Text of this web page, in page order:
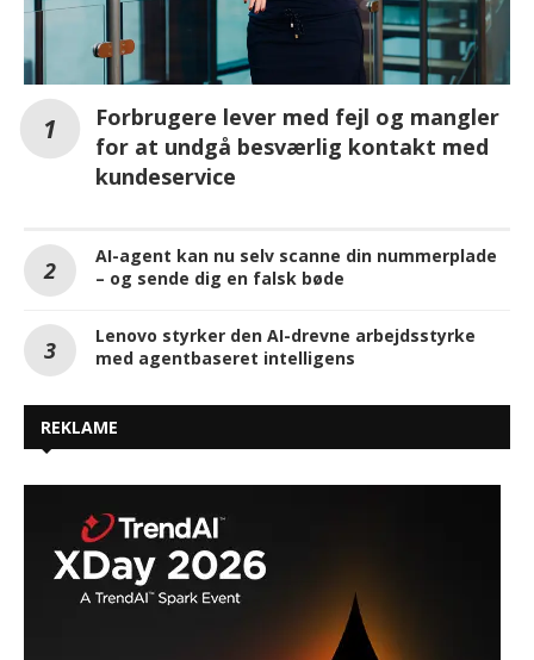
Forbrugere lever med fejl og mangler
for at undgå besværlig kontakt med
kundeservice
AI-agent kan nu selv scanne din nummerplade
– og sende dig en falsk bøde
Lenovo styrker den AI-drevne arbejdsstyrke
med agentbaseret intelligens
REKLAME